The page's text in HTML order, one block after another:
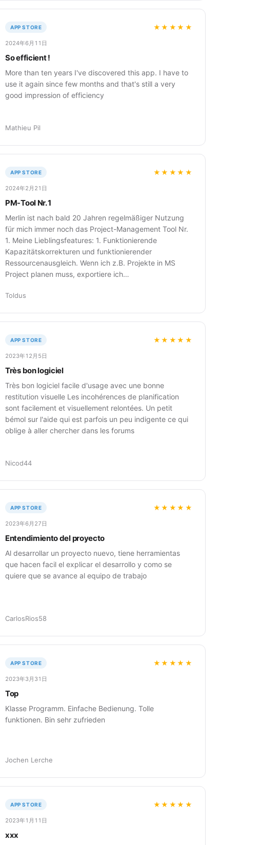
APP STORE ★★★★★
2024年6月11日
So efficient !
More than ten years I've discovered this app. I have to
use it again since few months and that's still a very
good impression of efficiency
Mathieu Pil
APP STORE ★★★★★
2024年2月21日
PM-Tool Nr. 1
Merlin ist nach bald 20 Jahren regelmäßiger Nutzung
für mich immer noch das Project-Management Tool Nr.
1. Meine Lieblingsfeatures: 1. Funktionierende
Kapazitätskorrekturen und funktionierender
Ressourcenausgleich. Wenn ich z.B. Projekte in MS
Project planen muss, exportiere ich…
Toldus
APP STORE ★★★★★
2023年12月5日
Très bon logiciel
Très bon logiciel facile d'usage avec une bonne
restitution visuelle Les incohérences de planification
sont facilement et visuellement relontées. Un petit
bémol sur l'aide qui est parfois un peu indigente ce qui
oblige à aller chercher dans les forums
Nicod44
APP STORE ★★★★★
2023年6月27日
Entendimiento del proyecto
Al desarrollar un proyecto nuevo, tiene herramientas
que hacen facil el explicar el desarrollo y como se
quiere que se avance al equipo de trabajo
CarlosRios58
APP STORE ★★★★★
2023年3月31日
Top
Klasse Programm. Einfache Bedienung. Tolle
funktionen. Bin sehr zufrieden
Jochen Lerche
APP STORE ★★★★★
2023年1月11日
xxx